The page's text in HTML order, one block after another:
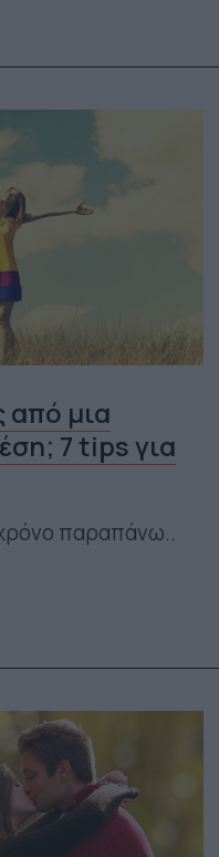
από μια
7 tips για
παραπάνω..